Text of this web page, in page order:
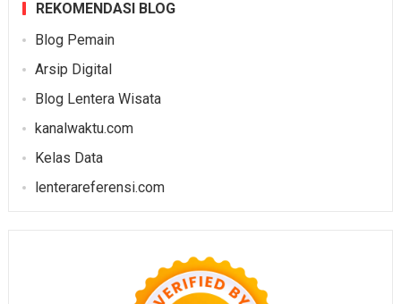
REKOMENDASI BLOG
Blog Pemain
Arsip Digital
Blog Lentera Wisata
kanalwaktu.com
Kelas Data
lenterareferensi.com